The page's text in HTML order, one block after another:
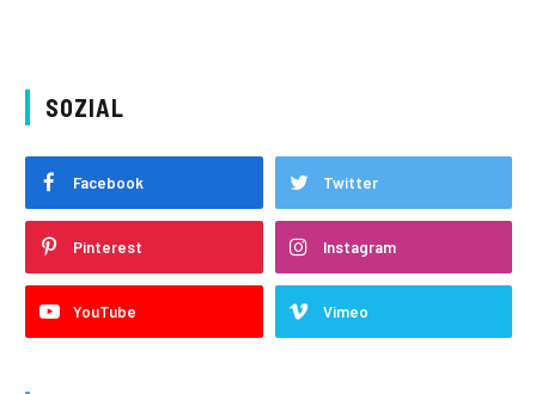
SOZIAL
Facebook Twitter
Pinterest Instagram
YouTube Vimeo